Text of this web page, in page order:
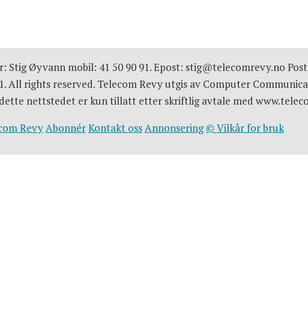
Øyvann mobil: 41 50 90 91. Epost: stig@telecomrevy.no
All rights reserved. Telecom Revy utgis av Computer
nettstedet er kun tillatt etter skriftlig avtale med
RevyAbonnérKontakt ossAnnonsering © Vilkår for bruk